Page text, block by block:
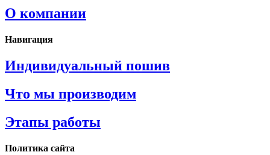
О компании
Навигация
Индивидуальный пошив
Что мы производим
Этапы работы
Политика сайта